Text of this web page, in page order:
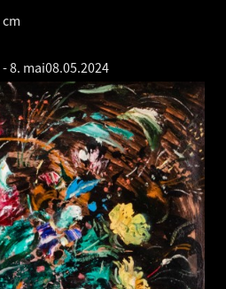
- 8. mai08.05.2024